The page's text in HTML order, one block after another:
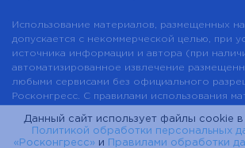
Использование материалов, размещенных на
допускается с некоммерческой целью, при
источника информации и автора (при
автоматизированное извлечение
любыми сервисами без официального
Росконгресс. С правилами использования
Пользовательское соглашение
Данный сайт использует файлы cookie в
Политикой обработки персональных
«Росконгресс» и Правилами обработки